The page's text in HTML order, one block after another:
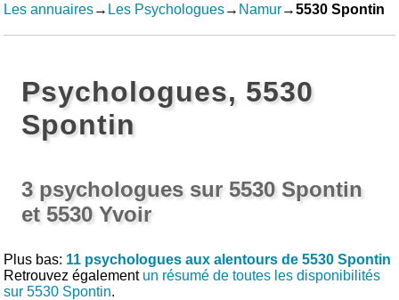
Les annuaires→ Les Psychologues→ Namur→5530 Spontin
Psychologues, 5530
Spontin
3 psychologues sur 5530 Spontin
et 5530 Yvoir
Plus bas: 11 psychologues aux alentours de 5530 Spontin
Retrouvez également un résumé de toutes les disponibilités
sur 5530 Spontin.